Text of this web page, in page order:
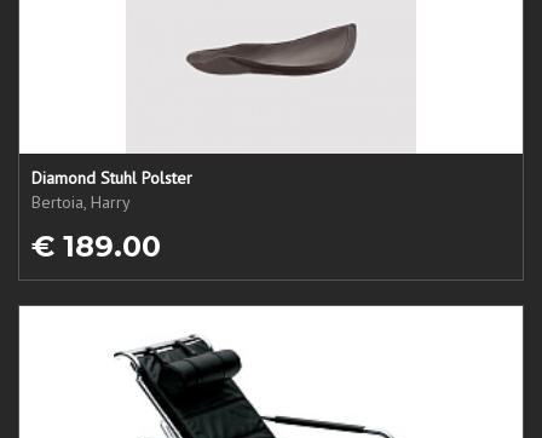
Diamond Stuhl Polster
Bertoia, Harry
€ 189.00